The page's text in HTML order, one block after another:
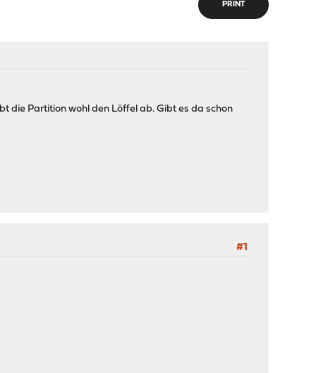
PRINT
die Partition wohl den Löffel ab. Gibt es da schon
#1